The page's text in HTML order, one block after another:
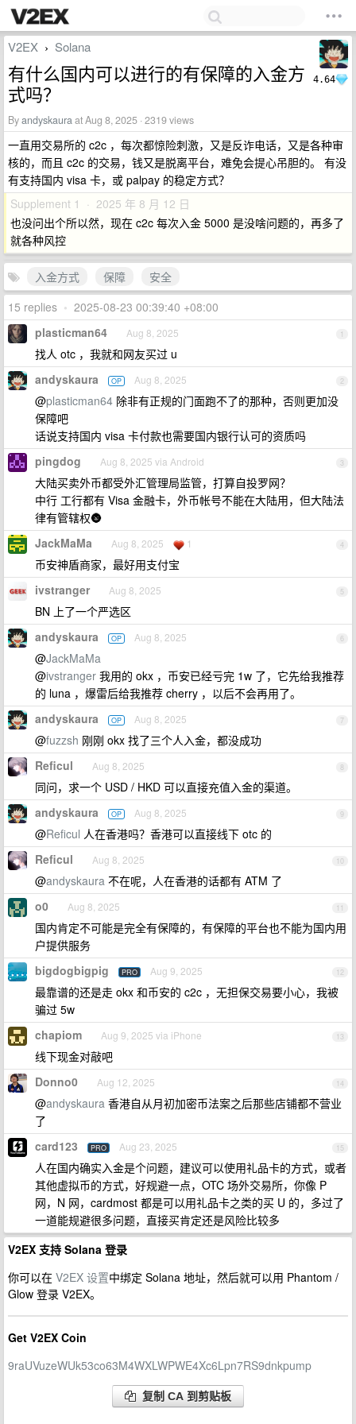
4.64
V2EX › Solana
有什么国内可以进行的有保障的入金方
式吗？
Byandyskauraat Aug 8, 2025 · 2319 views
一直用交易所的 c2c ，每次都惊险刺激，又是反诈电话，又是各种审
核的，而且 c2c 的交易，钱又是脱离平台，难免会提心吊胆的。 有没
有支持国内 visa 卡，或 palpay 的稳定方式？
Supplement 1 · 2025 年 8 月 12 日
也没问出个所以然，现在 c2c 每次入金 5000 是没啥问题的，再多了
就各种风控
入金方式 保障
安全
15 replies • 2025-08-23 00:39:40 +08:00
1
plasticman64 Aug 8, 2025
找人 otc ，我就和网友买过 u
2
andyskaura OP Aug 8, 2025
@plasticman64 除非有正规的门面跑不了的那种，否则更加没
保障吧
话说支持国内 visa 卡付款也需要国内银行认可的资质吗
3
pingdog Aug 8, 2025 via Android
大陆买卖外币都受外汇管理局监管，打算自投罗网？
中行 工行都有 Visa 金融卡，外币帐号不能在大陆用，但大陆法
律有管辖权🌚
4
JackMaMa Aug 8, 2025 1
币安神盾商家，最好用支付宝
5
ivstranger Aug 8, 2025
BN 上了一个严选区
6
andyskaura OP Aug 8, 2025
@JackMaMa
@ivstranger 我用的 okx ，币安已经亏完 1w 了，它先给我推荐
的 luna ，爆雷后给我推荐 cherry ，以后不会再用了。
7
andyskaura OP Aug 8, 2025
@fuzzsh 刚刚 okx 找了三个人入金，都没成功
8
Reficul Aug 8, 2025
同问，求一个 USD / HKD 可以直接充值入金的渠道。
9
andyskaura OP Aug 8, 2025
@Reficul 人在香港吗？香港可以直接线下 otc 的
10
Reficul Aug 8, 2025
@andyskaura 不在呢，人在香港的话都有 ATM 了
11
o0 Aug 8, 2025
国内肯定不可能是完全有保障的，有保障的平台也不能为国内用
户提供服务
12
bigdogbigpig PRO Aug 9, 2025
最靠谱的还是走 okx 和币安的 c2c ，无担保交易要小心，我被
骗过 5w
13
chapiom Aug 9, 2025 via iPhone
线下现金对敲吧
14
Donno0 Aug 12, 2025
@andyskaura 香港自从月初加密币法案之后那些店铺都不营业
了
15
card123 PRO Aug 23, 2025
人在国内确实入金是个问题，建议可以使用礼品卡的方式，或者
其他虚拟币的方式，好规避一点，OTC 场外交易所，你像 P
网，N 网，cardmost 都是可以用礼品卡之类的买 U 的，多过了
一道能规避很多问题，直接买肯定还是风险比较多
V2EX 支持 Solana 登录
你可以在 V2EX 设置中绑定 Solana 地址，然后就可以用 Phantom /
Glow 登录 V2EX。
Get V2EX Coin
9raUVuzeWUk53co63M4WXLWPWE4Xc6Lpn7RS9dnkpump
复制 CA 到剪贴板